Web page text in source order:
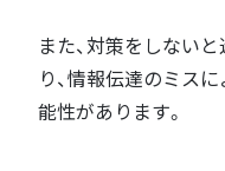
また、対策をしない
り、情報伝達のミス
能性があります。